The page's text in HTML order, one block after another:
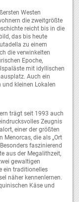
Westen
die zweitgrößte
reicht bis in die
das bis heute
zu einem
die verwinkelten
Epoche,
mit idyllischen
Auch ein
und kleinen Lokalen
trägt seit 1993 auch
Zeugnis
einer der größten
die als „Ort
faszinierend
aus der Megalithzeit,
gewaltigen
ein traditionelles
näher kennenlernen.
Käse und